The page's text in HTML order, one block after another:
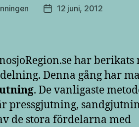
Inläggsdatum
12 juni, 2012
har berikats
Denna gång har
. De vanligaste
pressgjutning,
de stora fördelarna med